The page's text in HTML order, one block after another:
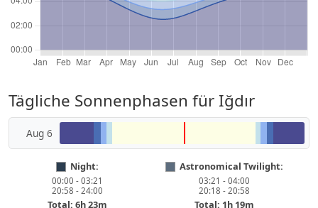
Tägliche Sonnenphasen für Iğdır
Aug 6
Night:
00:00 - 03:21
20:58 - 24:00
Total: 6h 23m
Astronomical Twilight:
03:21 - 04:00
20:18 - 20:58
Total: 1h 19m